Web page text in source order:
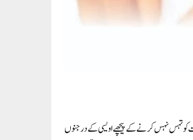
کو تہس نہس کرنے کے پیچھے اویسی کے درجنوں